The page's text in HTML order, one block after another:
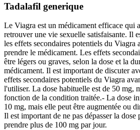
Tadalafil generique
Le Viagra est un médicament efficace qui
retrouver une vie sexuelle satisfaisante. Il
les effets secondaires potentiels du Viagra
prendre le médicament. Les effets
être légers ou graves, selon la dose et la
médicament. Il est important de discuter
effets secondaires potentiels du Viagra
l'utiliser. La dose habituelle est de 50 mg,
fonction de la condition traitée.- La dose
10 mg, mais elle peut être augmentée ou
Il est important de ne pas dépasser la dose
prendre plus de 100 mg par jour.